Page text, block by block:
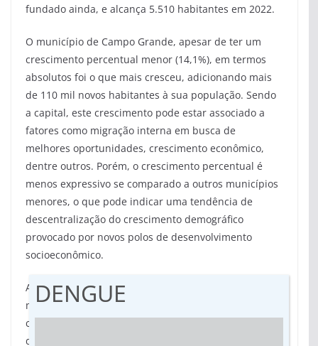
fundado ainda, e alcança 5.510 habitantes em 2022.
O município de Campo Grande, apesar de ter um
crescimento percentual menor (14,1%), em termos
absolutos foi o que mais cresceu, adicionando mais
de 110 mil novos habitantes à sua população. Sendo
a capital, este crescimento pode estar associado a
fatores como migração interna em busca de
melhores oportunidades, crescimento econômico,
dentre outros. Porém, o crescimento percentual é
menos expressivo se comparado a outros municípios
menores, o que pode indicar uma tendência de
descentralização do crescimento demográfico
provocado por novos polos de desenvolvimento
socioeconômico.
Ainda conforme o levantamento, nem todos os
municípios sul-mato-grossenses apresentaram
crescimento. Alguns deles viram suas populações
diminuírem durante este período tais como: Miranda,
DENGUE